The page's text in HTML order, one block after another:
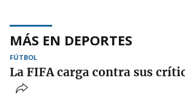
MÁS EN DEPORTES
FÚTBOL
La FIFA carga contra sus